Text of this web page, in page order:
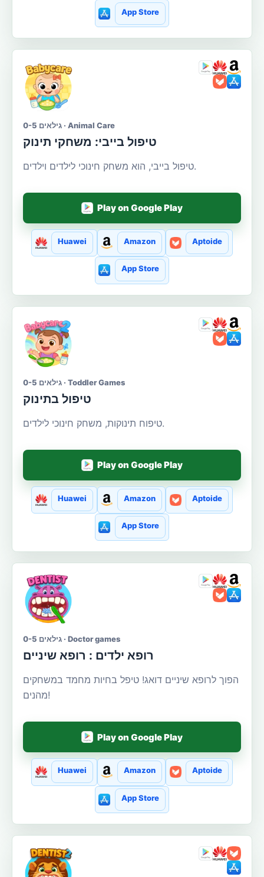
App Store
גילאים 0-5 · Animal Care
טיפול בייבי: משחקי תינוק
טיפול בייבי, הוא משחק חינוכי לילדים וילדים.
Play on Google Play
Huawei Amazon Aptoide
App Store
גילאים 0-5 · Toddler Games
טיפול בתינוק
טיפוח תינוקות, משחק חינוכי לילדים.
Play on Google Play
Huawei Amazon Aptoide
App Store
גילאים 0-5 · Doctor games
רופא ילדים : רופא שיניים
הפוך לרופא שיניים דואג! טיפל בחיות מחמד במשחקים
מהנים!
Play on Google Play
Huawei Amazon Aptoide
App Store